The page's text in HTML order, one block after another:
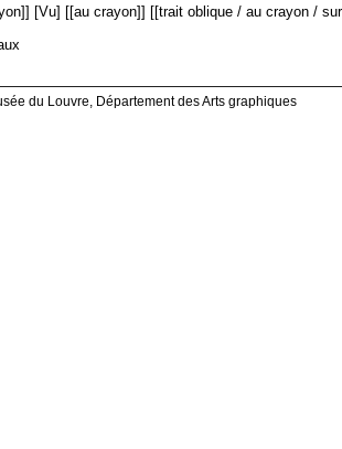
[Vu] [[au crayon]] [[trait oblique / au crayon / sur
du Louvre, Département des Arts graphiques